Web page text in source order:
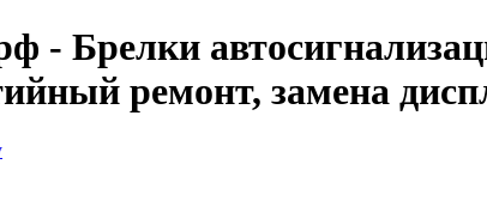
- Брелки
ремонт, замена